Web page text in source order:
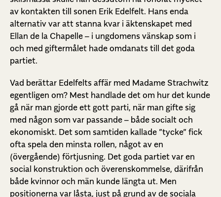
av kontakten till sonen Erik Edelfelt. Hans enda
alternativ var att stanna kvar i äktenskapet med
Ellan de la Chapelle – i ungdomens vänskap som i
och med giftermålet hade omdanats till det goda
partiet.
Vad berättar Edelfelts affär med Madame Strachwitz
egentligen om? Mest handlade det om hur det kunde
gå när man gjorde ett gott parti, när man gifte sig
med någon som var passande – både socialt och
ekonomiskt. Det som samtiden kallade ”tycke” fick
ofta spela den minsta rollen, något av en
(övergående) förtjusning. Det goda partiet var en
social konstruktion och överenskommelse, därifrån
både kvinnor och män kunde längta ut. Men
positionerna var låsta, just på grund av de sociala